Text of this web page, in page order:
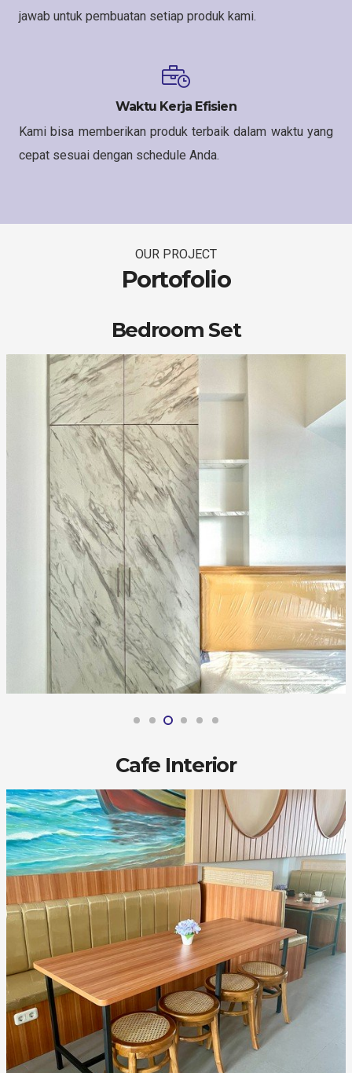
jawab untuk pembuatan setiap produk kami.
Waktu Kerja Efisien
Kami bisa memberikan produk terbaik dalam waktu yang
cepat sesuai dengan schedule Anda.
OUR PROJECT
Portofolio
Bedroom Set
Cafe Interior